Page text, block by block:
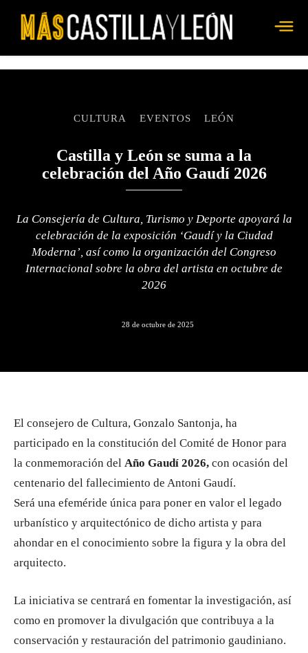
CULTURA EVENTOS LEÓN
Castilla y León se suma a la
celebración del Año Gaudí 2026
La Consejería de Cultura, Turismo y Deporte apoyará la
celebración de la exposición ‘Gaudí y la Ciudad
Moderna’, así como la organización del Congreso
Internacional sobre la obra del artista en octubre de
2026
28 de octubre de 2025
El consejero de Cultura, Gonzalo Santonja, ha
participado en la constitución del Comité de Honor para
la conmemoración del Año Gaudí 2026, con ocasión del
centenario del fallecimiento de Antoni Gaudí.
Será una efeméride única para poner en valor el legado
urbanístico y arquitectónico de dicho artista y para
ahondar en el conocimiento sobre la figura y la obra del
arquitecto.
La iniciativa se centrará en fomentar la investigación, así
como en promover la divulgación que contribuya a la
conservación y restauración del patrimonio gaudiniano.